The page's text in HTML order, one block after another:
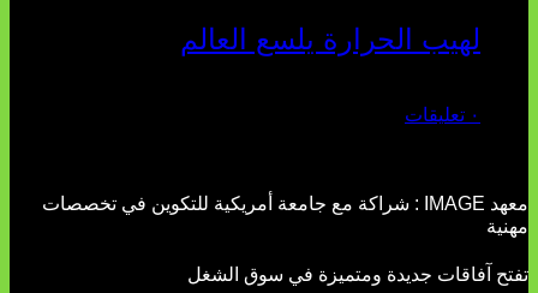
لهيب الحرارة يلسع العالم
٠ تعليقات
معهد IMAGE : شراكة مع جامعة أمريكية للتكوين في تخصصات
مهنية
تفتح آفاقات جديدة ومتميزة في سوق الشغل